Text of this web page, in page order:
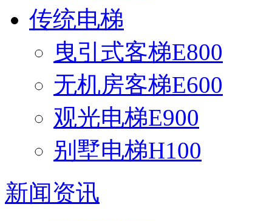
传统电梯
曳引式客梯E800
无机房客梯E600
观光电梯E900
别墅电梯H100
新闻资讯